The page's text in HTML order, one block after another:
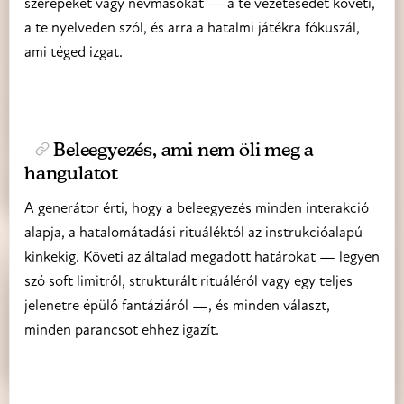
a te nyelveden szól, és arra a hatalmi játékra fókuszál,
ami téged izgat.
Beleegyezés, ami nem öli meg a
hangulatot
A generátor érti, hogy a beleegyezés minden interakció
alapja, a hatalomátadási rituáléktól az instrukcióalapú
kinkekig. Követi az általad megadott határokat — legyen
szó soft limitről, strukturált rituáléról vagy egy teljes
jelenetre épülő fantáziáról —, és minden választ,
minden parancsot ehhez igazít.